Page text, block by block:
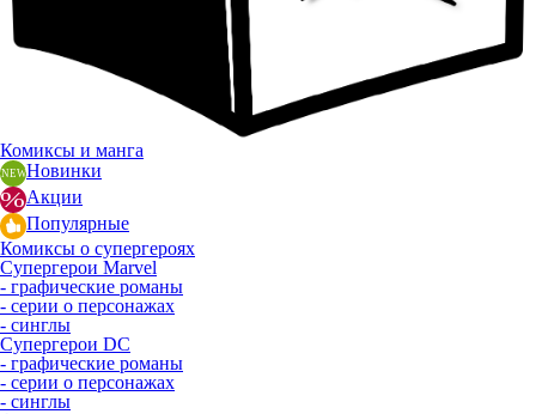
Комиксы и манга
Новинки
Акции
Популярные
Комиксы о супергероях
Супергерои Marvel
- графические романы
- серии о персонажах
- синглы
Супергерои DC
- графические романы
- серии о персонажах
- синглы